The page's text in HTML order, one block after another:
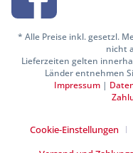
* Alle Preise inkl. gesetzl.
nicht
Lieferzeiten gelten
Länder entnehmen
Impressum |
Cookie-Einstellungen